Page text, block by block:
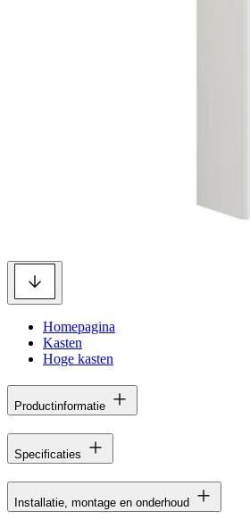
Homepagina
Kasten
Hoge kasten
Productinformatie
Specificaties
Installatie, montage en onderhoud